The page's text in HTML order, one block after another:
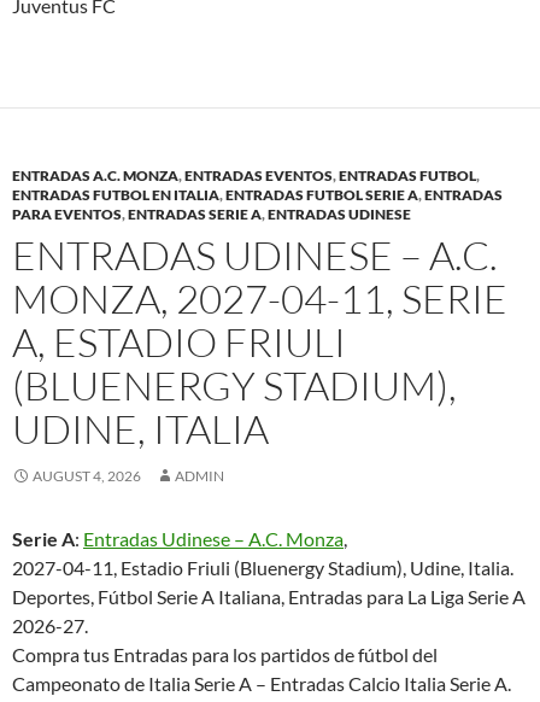
Juventus FC
ENTRADAS A.C. MONZA,ENTRADAS EVENTOS,ENTRADAS FUTBOL,
ENTRADAS FUTBOL EN ITALIA,ENTRADAS FUTBOL SERIE A,ENTRADAS
PARA EVENTOS,ENTRADAS SERIE A,ENTRADAS UDINESE
ENTRADAS UDINESE – A.C.
MONZA, 2027-04-11, SERIE
A, ESTADIO FRIULI
(BLUENERGY STADIUM),
UDINE, ITALIA
AUGUST 4, 2026 ADMIN
Serie A: Entradas Udinese – A.C. Monza,
2027-04-11, Estadio Friuli (Bluenergy Stadium), Udine, Italia.
Deportes, Fútbol Serie A Italiana, Entradas para La Liga Serie A
2026-27.
Compra tus Entradas para los partidos de fútbol del
Campeonato de Italia Serie A – Entradas Calcio Italia Serie A.